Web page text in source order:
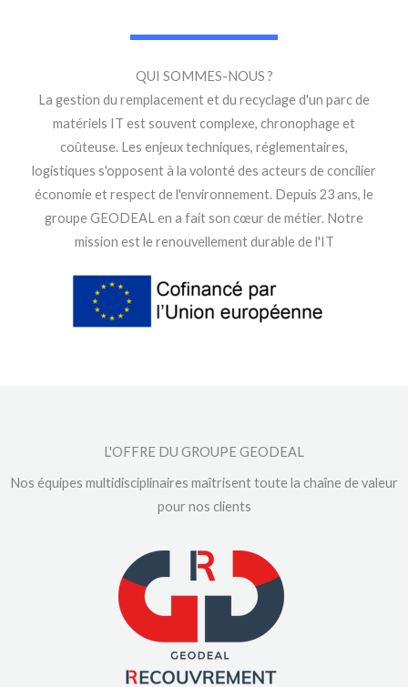
QUI SOMMES-NOUS ?
La gestion du remplacement et du recyclage d'un parc de
matériels IT est souvent complexe, chronophage et
coûteuse. Les enjeux techniques, réglementaires,
logistiques s'opposent à la volonté des acteurs de concilier
économie et respect de l'environnement. Depuis 23 ans, le
groupe GEODEAL en a fait son cœur de métier. Notre
mission est le renouvellement durable de l'IT
L'OFFRE DU GROUPE GEODEAL
Nos équipes multidisciplinaires maîtrisent toute la chaîne de valeur
pour nos clients